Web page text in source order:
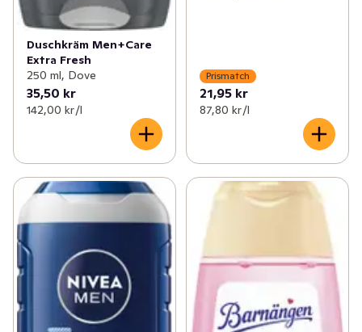
Duschkräm Men+Care
Extra Fresh
250 ml, Dove
35,50 kr
142,00 kr /l
Prismatch
21,95 kr
87,80 kr /l